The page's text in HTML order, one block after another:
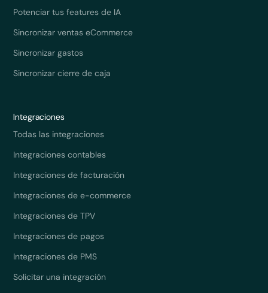
Potenciar tus features de IA
Sincronizar ventas eCommerce
Sincronizar gastos
Sincronizar cierre de caja
Integraciones
Todas las integraciones
Integraciones contables
Integraciones de facturación
Integraciones de e-commerce
Integraciones de TPV
Integraciones de pagos
Integraciones de PMS
Solicitar una integración